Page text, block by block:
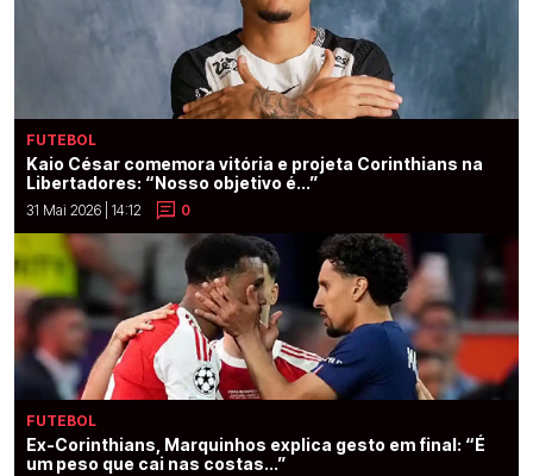
FUTEBOL
Kaio César comemora vitória e projeta Corinthians na
Libertadores: “Nosso objetivo é...”
31 Mai 2026 | 14:12 0
FUTEBOL
Ex-Corinthians, Marquinhos explica gesto em final: “É
um peso que cai nas costas...”